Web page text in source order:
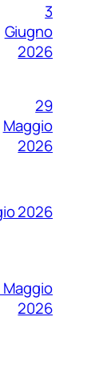
3
Giugno
2026
29
Maggio
2026
2026
Maggio
2026